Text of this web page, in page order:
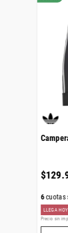
$129.
6cuotas
LLEGA HOY
Precio sin